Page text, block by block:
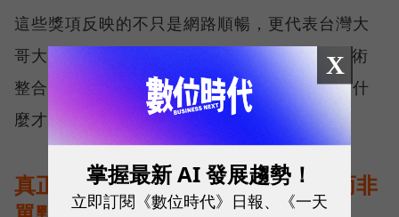
這些獎項反映的不只是網路順暢，更代表台灣大
哥大長期投入頻譜布局、基地台建設與 5G 技術
整合所累積的成果，也讓外界重新思考：究竟什
麼才是真正的好網路？
真正的好網路，比的是長期穩定、而非
X
掌握最新 AI 發展趨勢！
立即訂閱《數位時代》日報、《一天